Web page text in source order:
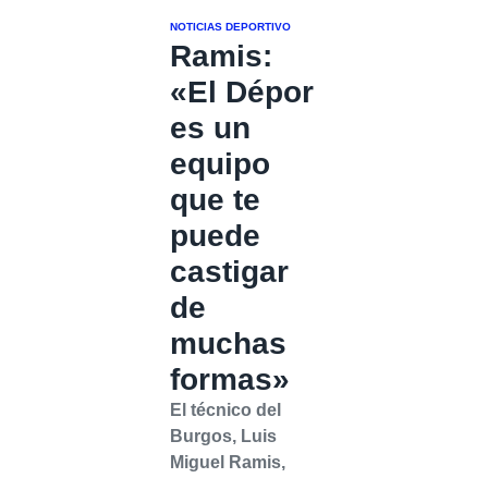
NOTICIAS DEPORTIVO
Ramis:
«El Dépor
es un
equipo
que te
puede
castigar
de
muchas
formas»
El técnico del
Burgos, Luis
Miguel Ramis,